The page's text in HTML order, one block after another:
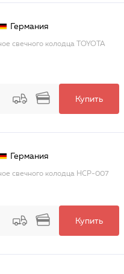
Германия
свечного колодца TOYOTA
Купить
Германия
свечного колодца HCP-007
Купить